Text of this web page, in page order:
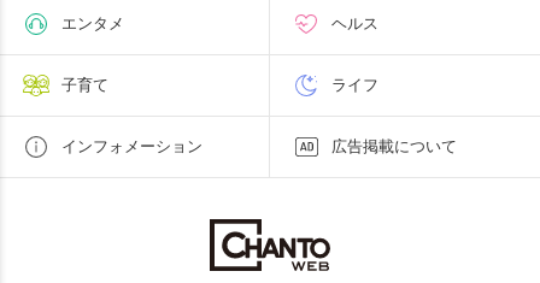
エンタメ ヘルス
子育て ライフ
インフォメーション 広告掲載について